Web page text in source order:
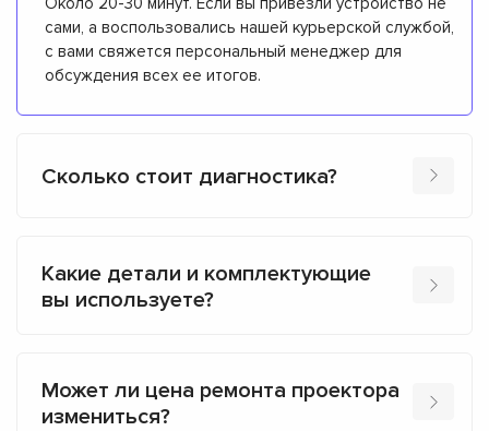
сами, а воспользовались нашей курьерской службой,
с вами свяжется персональный менеджер для
обсуждения всех ее итогов.
Сколько стоит диагностика?
Какие детали и комплектующие
вы используете?
Может ли цена ремонта проектора
измениться?